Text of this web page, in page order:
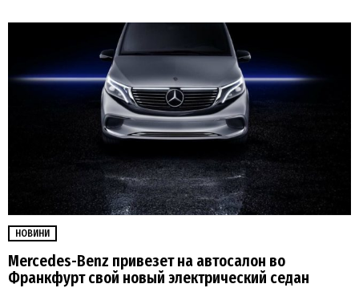
НОВИНИ
Mercedes-Benz привезет на автосалон во
Франкфурт свой новый электрический седан